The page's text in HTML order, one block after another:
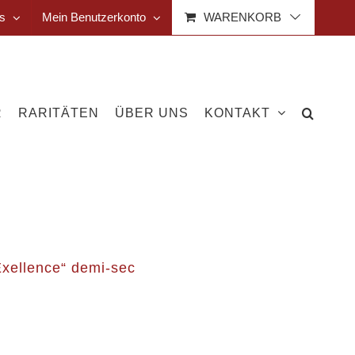
Mein Benutzerkonto WARENKORB
RARITÄTEN ÜBER UNS KONTAKT
demi-sec